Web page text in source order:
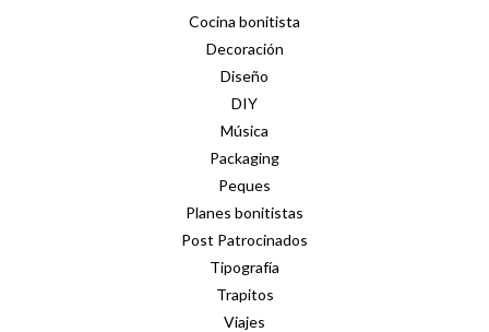
Cocina bonitista
Decoración
Diseño
DIY
Música
Packaging
Peques
Planes bonitistas
Post Patrocinados
Tipografía
Trapitos
Viajes